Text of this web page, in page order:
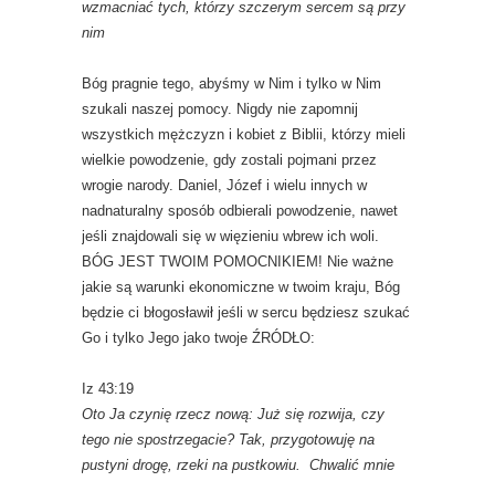
wzmacniać tych, którzy szczerym sercem są przy
nim
Bóg pragnie tego, abyśmy w Nim i tylko w Nim
szukali naszej pomocy. Nigdy nie zapomnij
wszystkich mężczyzn i kobiet z Biblii, którzy mieli
wielkie powodzenie, gdy zostali pojmani przez
wrogie narody. Daniel, Józef i wielu innych w
nadnaturalny sposób odbierali powodzenie, nawet
jeśli znajdowali się w więzieniu wbrew ich woli.
BÓG JEST TWOIM POMOCNIKIEM! Nie ważne
jakie są warunki ekonomiczne w twoim kraju, Bóg
będzie ci błogosławił jeśli w sercu będziesz szukać
Go i tylko Jego jako twoje ŹRÓDŁO:
Iz 43:19
Oto Ja czynię rzecz nową: Już się rozwija, czy
tego nie spostrzegacie? Tak, przygotowuję na
pustyni drogę, rzeki na pustkowiu. Chwalić mnie